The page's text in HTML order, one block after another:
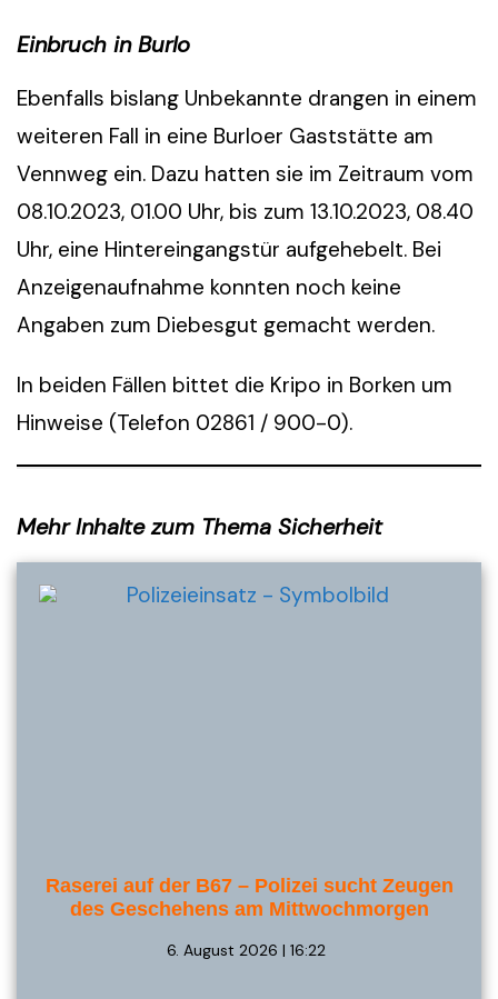
Einbruch in Burlo
Ebenfalls bislang Unbekannte drangen in einem
weiteren Fall in eine Burloer Gaststätte am
Vennweg ein. Dazu hatten sie im Zeitraum vom
08.10.2023, 01.00 Uhr, bis zum 13.10.2023, 08.40
Uhr, eine Hintereingangstür aufgehebelt. Bei
Anzeigenaufnahme konnten noch keine
Angaben zum Diebesgut gemacht werden.
In beiden Fällen bittet die Kripo in Borken um
Hinweise (Telefon 02861 / 900-0).
Mehr Inhalte zum Thema Sicherheit
Raserei auf der B67 – Polizei sucht Zeugen
des Geschehens am Mittwochmorgen
6. August 2026 | 16:22